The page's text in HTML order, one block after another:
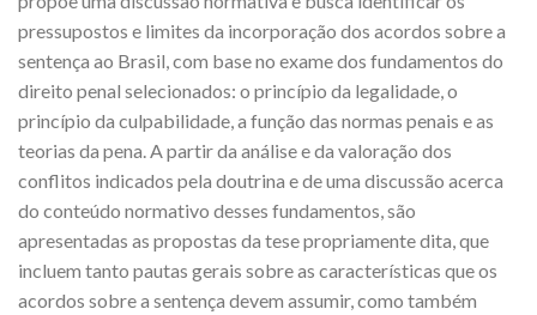
pressupostos e limites da incorporação dos acordos sobre a
sentença ao Brasil, com base no exame dos fundamentos do
direito penal selecionados: o princípio da legalidade, o
princípio da culpabilidade, a função das normas penais e as
teorias da pena. A partir da análise e da valoração dos
conflitos indicados pela doutrina e de uma discussão acerca
do conteúdo normativo desses fundamentos, são
apresentadas as propostas da tese propriamente dita, que
incluem tanto pautas gerais sobre as características que os
acordos sobre a sentença devem assumir, como também